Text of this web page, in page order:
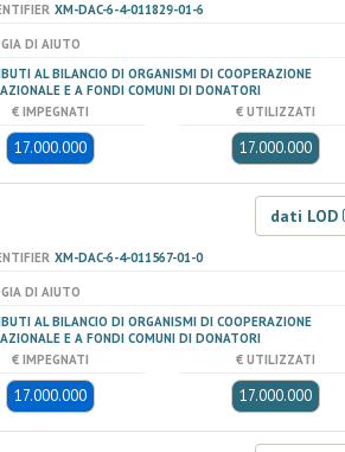
XM-DAC-6-4-011829-01-6
DI AIUTO
AL BILANCIO DI ORGANISMI DI COOPERAZIONE
E A FONDI COMUNI DI DONATORI
€ IMPEGNATI
17.000.000
€ UTILIZZATI
17.000.000
dati LOD
XM-DAC-6-4-011567-01-0
DI AIUTO
AL BILANCIO DI ORGANISMI DI COOPERAZIONE
E A FONDI COMUNI DI DONATORI
€ IMPEGNATI
17.000.000
€ UTILIZZATI
17.000.000